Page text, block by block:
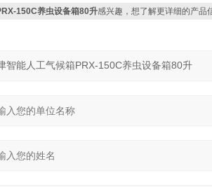
150C养虫设备箱80升感兴趣，想了解更详细的产品